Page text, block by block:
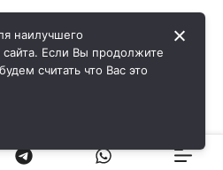
наилучшего
Если Вы продолжите
считать что Вас это